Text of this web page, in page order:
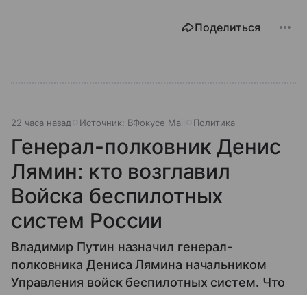
Поделиться
22 часа назад Источник: ВФокусе Mail Политика
Генерал-полковник Денис
Лямин: кто возглавил
Войска беспилотных
систем России
Владимир Путин назначил генерал-
полковника Дениса Лямина начальником
Управления войск беспилотных систем. Что